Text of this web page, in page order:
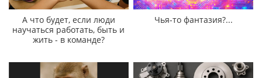
А что будет, если люди
научаться работать, быть и
жить - в команде?
Чья-то фантазия?...